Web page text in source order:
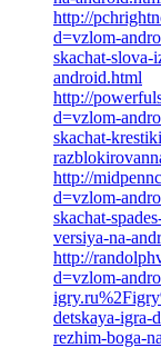
http://
d=vzlom-
skachat-
android.html
http://
d=vzlom-
skachat-
http://
d=vzlom-
skachat-
versiya-na-
http://
d=vzlom-
detskaya-igra-
rezhim-boga-